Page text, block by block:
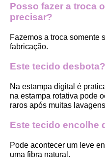
Posso fazer a troca
precisar?
Fazemos a troca somente
fabricação.
Este tecido desbota?
Na estampa digital é
na estampa rotativa pode
raros após muitas
Este tecido encolhe
Pode acontecer um leve
uma fibra natural.